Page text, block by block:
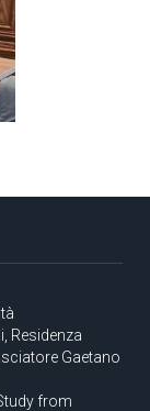
Residenza
Gaetano
from